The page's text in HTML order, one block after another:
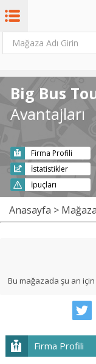
Big Bus
Avantajları
Firma Profili
İstatistikler
İpuçları
Anasayfa >
Bu mağazada şu an
Firma Profili